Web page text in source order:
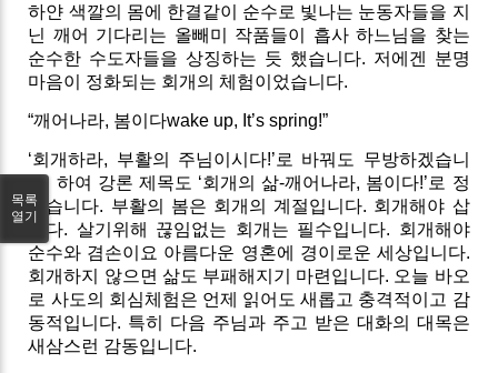
하얀 색깔의 몸에 한결같이 순수로 빛나는 눈동자들을 지
닌 깨어 기다리는 올빼미 작품들이 흡사 하느님을 찾는
순수한 수도자들을 상징하는 듯 했습니다. 저에겐 분명
마음이 정화되는 회개의 체험이었습니다.
“깨어나라, 봄이다wake up, It’s spring!”
‘회개하라, 부활의 주님이시다!’로 바꿔도 무방하겠습니
다. 하여 강론 제목도 ‘회개의 삶-깨어나라, 봄이다!’로 정
했습니다. 부활의 봄은 회개의 계절입니다. 회개해야 삽
니다. 살기위해 끊임없는 회개는 필수입니다. 회개해야
순수와 겸손이요 아름다운 영혼에 경이로운 세상입니다.
회개하지 않으면 삶도 부패해지기 마련입니다. 오늘 바오
로 사도의 회심체험은 언제 읽어도 새롭고 충격적이고 감
동적입니다. 특히 다음 주님과 주고 받은 대화의 대목은
새삼스런 감동입니다.
목록
열기